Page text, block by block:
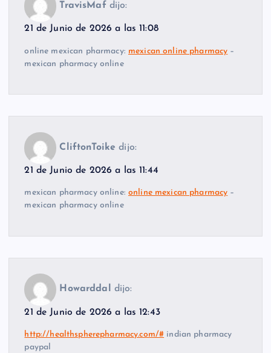
TravisMaf dijo:
21 de Junio de 2026 a las 11:08
online mexican pharmacy: mexican online pharmacy –
mexican pharmacy online
CliftonToike dijo:
21 de Junio de 2026 a las 11:44
mexican pharmacy online: online mexican pharmacy –
mexican pharmacy online
Howarddal dijo:
21 de Junio de 2026 a las 12:43
http://healthspherepharmacy.com/# indian pharmacy
paypal